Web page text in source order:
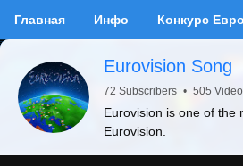
Главная Инфо Конкурс
Eurovision Song
72 Subscribers • 505
Eurovision is one of the
Eurovision.